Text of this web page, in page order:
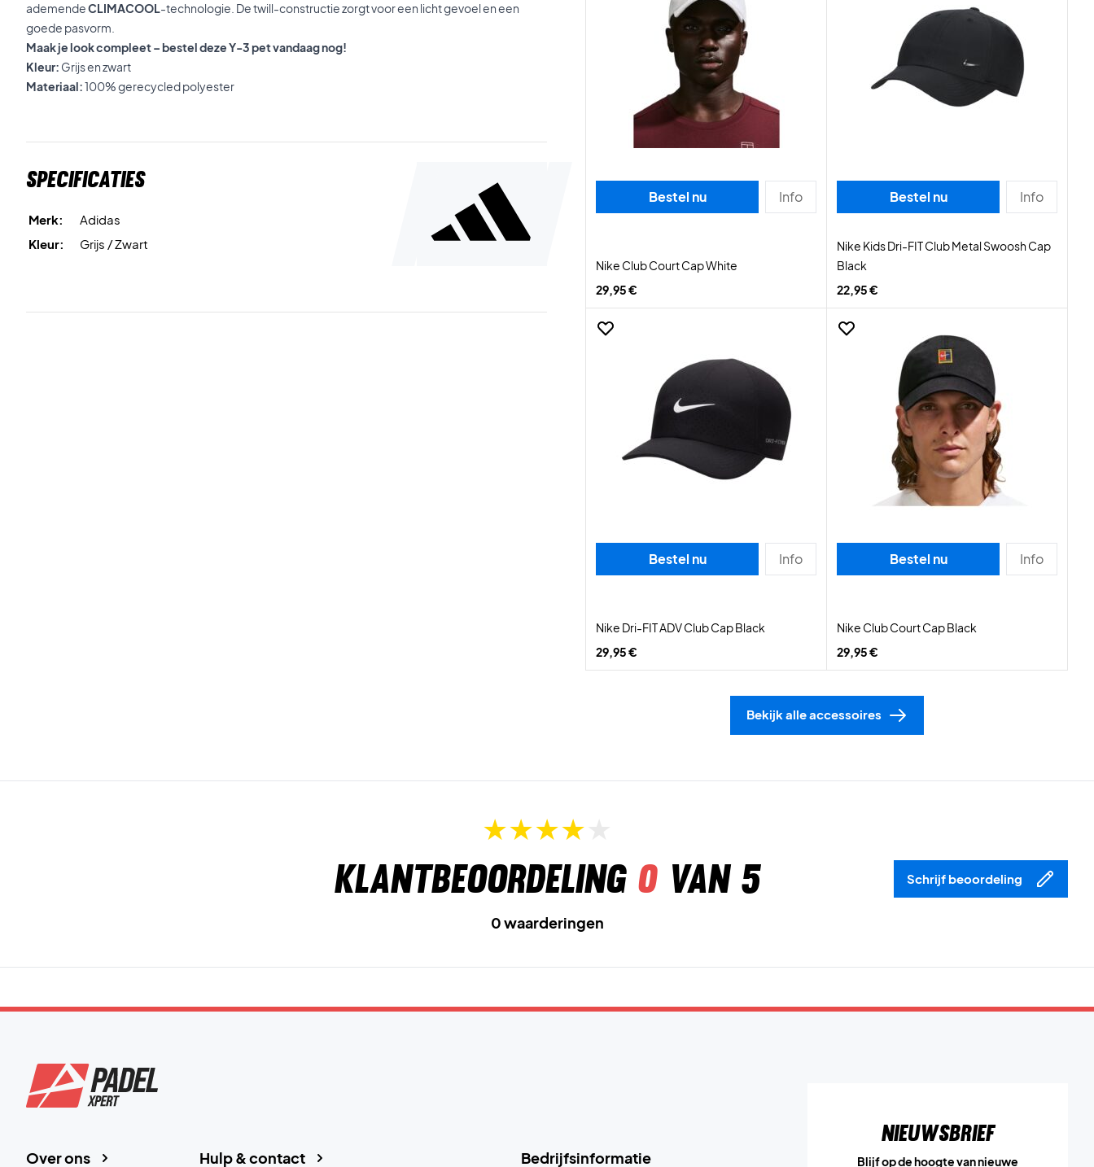
ademendeCLIMACOOL-technologie. De twill-constructie zorgt voor een licht gevoel en een
goede pasvorm.
Maak je look compleet – bestel deze Y-3 pet vandaag nog!
Kleur: Grijs en zwart
Materiaal:100% gerecycled polyester
Specificaties
Merk:
Adidas
Kleur:
Grijs / Zwart
Bestel nu Info
Nike Club Court Cap White
29,95 €
Bestel nu Info
Nike Kids Dri-FIT Club Metal Swoosh Cap
Black
22,95 €
Bestel nu Info
Nike Dri-FIT ADV Club Cap Black
29,95 €
Bestel nu Info
Nike Club Court Cap Black
29,95 €
Bekijk alle accessoires
Klantbeoordeling 0van 5 Schrijf beoordeling
0 waarderingen
Bedrijfsinformatie
Hulp & contact
Over ons
Nieuwsbrief
Blijf op de hoogte van nieuwe